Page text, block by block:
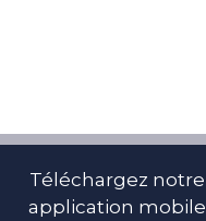
Téléchargez notre
application mobile